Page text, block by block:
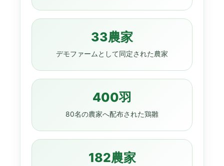
33農家
デモファームとして同定された農家
400羽
80名の農家へ配布された鶏雛
182農家